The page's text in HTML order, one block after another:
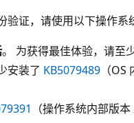
证，请使用以下操作系
。 为获得最佳体验，请至少
安装了 KB5079489 （
（操作系统内部版